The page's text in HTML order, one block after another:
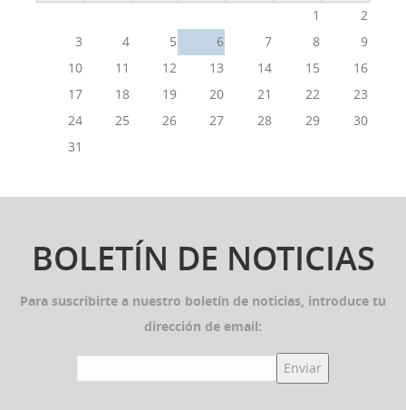
1
2
3
4 5 6 7 8
9
10
11 12 13 14 15
16
17
18 19 20 21 22
23
24
25 26 27 28 29
30
31
BOLETÍN DE NOTICIAS
Para suscribirte a nuestro boletín de noticias, introduce tu
dirección de email: